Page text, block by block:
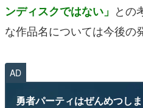
ンディスクではない」 との
な作品名については今後の
AD
勇者パーティはぜんめつしま